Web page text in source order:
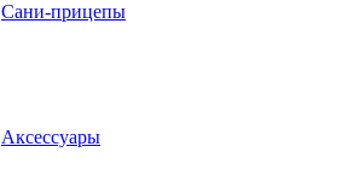
Сани-прицепы
Аксессуары